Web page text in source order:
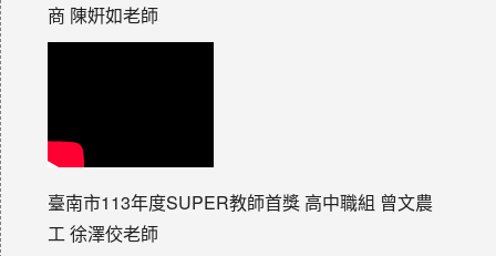
商 陳姸如老師
臺南市113年度SUPER教師首獎 高中職組 曾文農
工 徐澤佼老師